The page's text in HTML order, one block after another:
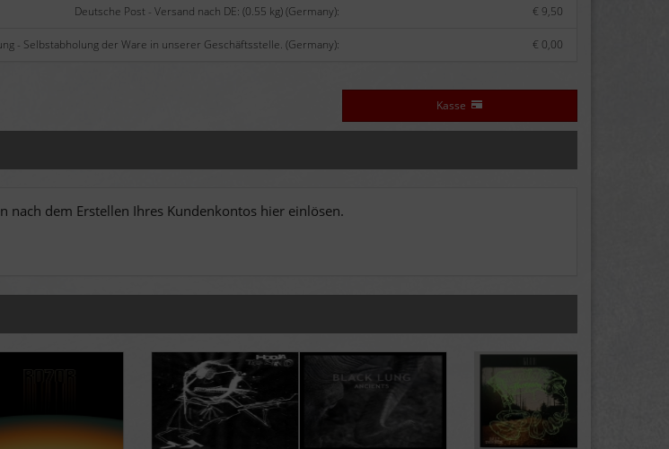
Deutsche Post - Versand nach DE: (0.55 kg) (Germany): € 9,50
- Selbstabholung der Ware in unserer Geschäftsstelle. (Germany): € 0,00
Kasse
nach dem Erstellen Ihres Kundenkontos hier einlösen.